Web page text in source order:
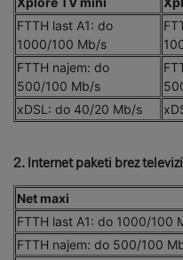
FTTH last A1: do
1000/100 Mb/s
FTTH najem: do
500/100 Mb/s
xDSL: do 40/20 Mb/s
2. Internet paketi brez
Net maxi
FTTH last A1: do 1000/100
FTTH najem: do 500/100